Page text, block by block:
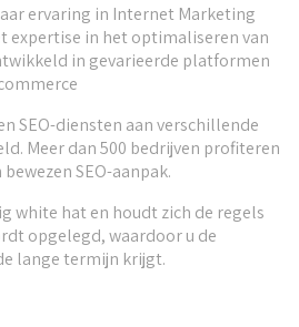
ervaring in Internet Marketing
expertise in het optimaliseren van
in gevarieerde platformen
SEO-diensten aan verschillende
Meer dan 500 bedrijven profiteren
SEO-aanpak.
white hat en houdt zich de regels
opgelegd, waardoor u de
lange termijn krijgt.